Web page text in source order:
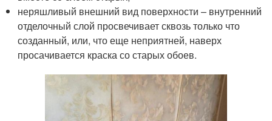
неряшливый внешний вид поверхности – внутренний
отделочный слой просвечивает сквозь только что
созданный, или, что еще неприятней, наверх
просачивается краска со старых обоев.